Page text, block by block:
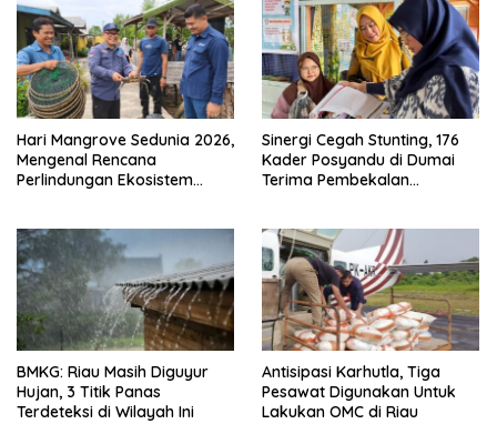
Hari Mangrove Sedunia 2026,
Mengenal Rencana
Perlindungan Ekosistem
Sinergi Cegah Stunting, 176
Kader Posyandu di Dumai
Terima Pembekalan
BMKG: Riau Masih Diguyur
Hujan, 3 Titik Panas
Terdeteksi di Wilayah Ini
Antisipasi Karhutla, Tiga
Pesawat Digunakan Untuk
Lakukan OMC di Riau